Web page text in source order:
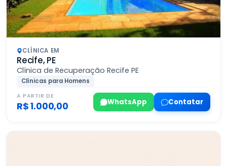
CLÍNICA EM
Recife, PE
Clínica de Recuperação Recife PE
Clínicas para Homens
A PARTIR DE
R$ 1.000,00 WhatsApp Contatar